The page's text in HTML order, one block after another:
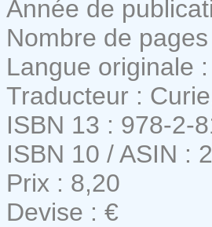
Année de
Nombre de
Langue originale
Traducteur :
ISBN 13 : 978-2-
ISBN 10 / ASIN :
Prix : 8,20
Devise : €